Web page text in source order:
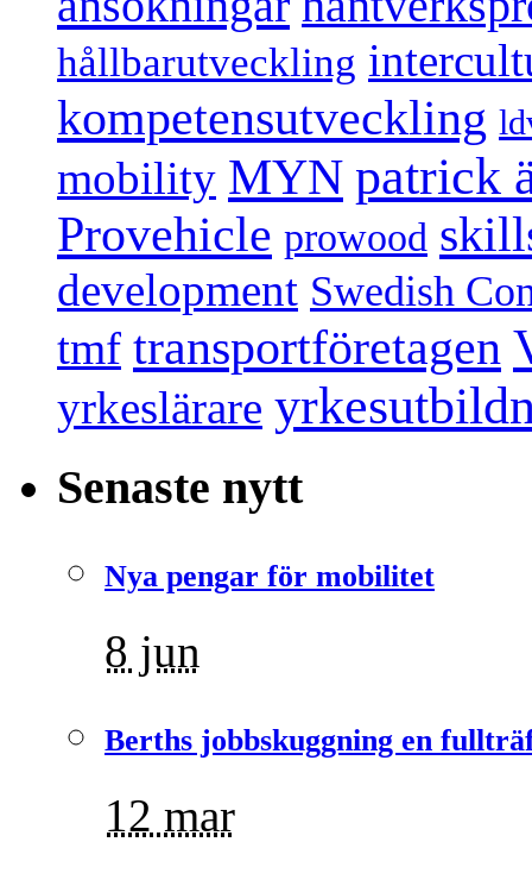
hållbarutveckling
kompetensutveckling
mobility MYN patrick
Provehicle prowood
development Swedish
tmf transportföretagen
yrkeslärare
Senaste nytt
Nya pengar för mobilitet
8 jun
Berths jobbskuggning en
12 mar